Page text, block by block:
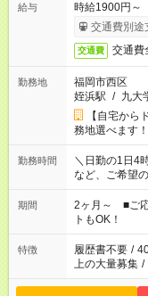
給与
時給1900円
交通費別途
交通費 交通費
勤務地
福岡市西区
姪浜駅 / 九大
【自宅か
務地選べます！
勤務時間
＼日勤の1日4
など、ご希望のお時
合わせたい」
残業はしたく
※Wワーク希
もう1つのお仕
応募できません
期間
2ヶ月～ ■ご
トもOK！
特徴 履歴書不要 /
上の大量募集 /